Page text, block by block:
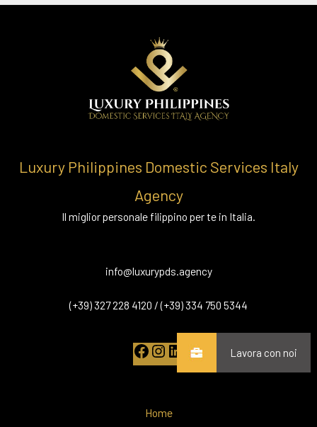
Luxury Philippines Domestic Services Italy
Agency
Il miglior personale filippino per te in Italia.
info@luxurypds.agency
(+39) 327 228 4120 / (+39) 334 750 5344
Lavora con noi
Home